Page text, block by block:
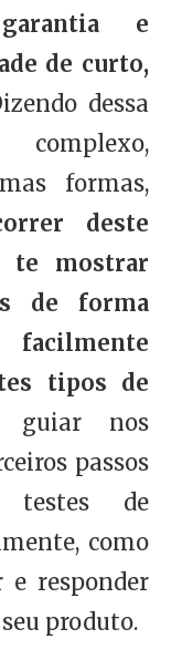
e
de curto,
dessa
formas,
deste
te mostrar
de forma
facilmente
tipos de
guiar nos
passos
testes de
como
responder
produto.